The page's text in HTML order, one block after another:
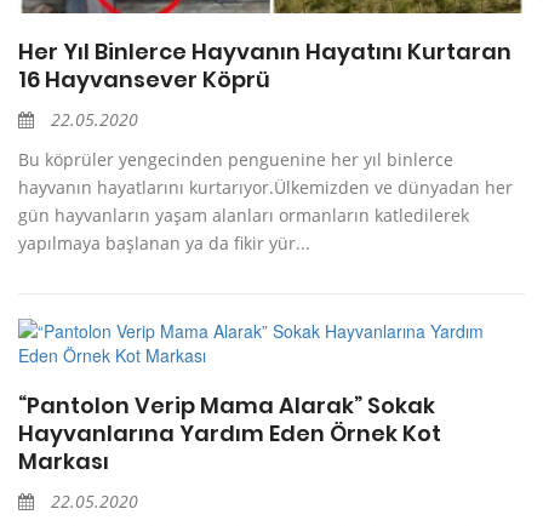
Her Yıl Binlerce Hayvanın Hayatını Kurtaran
16 Hayvansever Köprü
22.05.2020
Bu köprüler yengecinden penguenine her yıl binlerce
hayvanın hayatlarını kurtarıyor.Ülkemizden ve dünyadan her
gün hayvanların yaşam alanları ormanların katledilerek
yapılmaya başlanan ya da fikir yür...
“Pantolon Verip Mama Alarak” Sokak
Hayvanlarına Yardım Eden Örnek Kot
Markası
22.05.2020